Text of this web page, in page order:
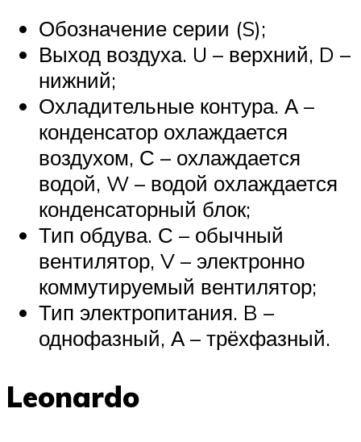
Обозначение серии (S);
Выход воздуха. U – верхний, D –
нижний;
Охладительные контура. А –
конденсатор охлаждается
воздухом, С – охлаждается
водой, W – водой охлаждается
конденсаторный блок;
Тип обдува. С – обычный
вентилятор, V – электронно
коммутируемый вентилятор;
Тип электропитания. B –
однофазный, А – трёхфазный.
Leonardo